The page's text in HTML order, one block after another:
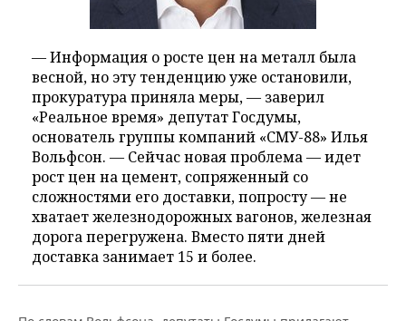
— Информация о росте цен на металл была
весной, но эту тенденцию уже остановили,
прокуратура приняла меры, — заверил
«Реальное время» депутат Госдумы,
основатель группы компаний «СМУ-88» Илья
Вольфсон. — Сейчас новая проблема — идет
рост цен на цемент, сопряженный со
сложностями его доставки, попросту — не
хватает железнодорожных вагонов, железная
дорога перегружена. Вместо пяти дней
доставка занимает 15 и более.